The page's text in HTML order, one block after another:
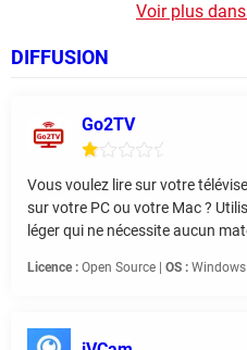
Voir plus
DIFFUSION
Go2TV
Vous voulez lire sur votre
sur votre PC ou votre Mac ?
léger qui ne nécessite aucun
Licence : Open Source | OS :